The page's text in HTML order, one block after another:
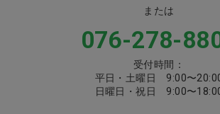
または
076-278-
受付時間：
平日・土曜日 9:00〜
日曜日・祝日 9:00〜